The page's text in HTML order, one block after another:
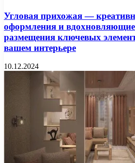
Угловая прихожая —
оформления и
размещения ключевых
вашем интерьере
10.12.2024